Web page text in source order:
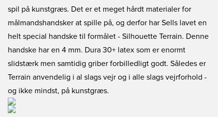
spil på kunstgræs. Det er et meget hårdt materialer for
målmandshandsker at spille på, og derfor har Sells lavet en
helt special handske til formålet - Silhouette Terrain. Denne
handske har en 4 mm. Dura 30+ latex som er enormt
slidstærk men samtidig griber forbilledligt godt. Således er
Terrain anvendelig i al slags vejr og i alle slags vejrforhold -
og ikke mindst, på kunstgræs.